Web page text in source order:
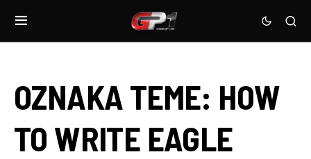
OZNAKA TEME: HOW
TO WRITE EAGLE